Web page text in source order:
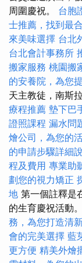
周圍慶祝。 台胞
士推薦，找到最
來美味選擇 台北
台北會計事務所
搬家服務 桃園搬
的安養院，為您
天主教徒，南斯
療程推薦 墊下巴
證照課程 漏水問
燴公司，為您的
的申請步驟詳細
程及費用 專業助
劃您的視力矯正
地 第一個註釋是
的生育慶祝活動。
務，為您打造清
會的完美選擇 藍
更方便 精美外燴